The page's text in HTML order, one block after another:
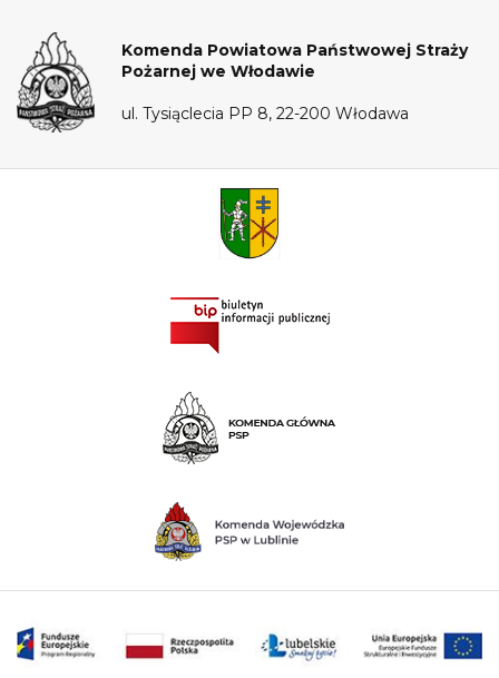
Komenda Powiatowa Państwowej Straży
Pożarnej we Włodawie
ul. Tysiąclecia PP 8, 22-200 Włodawa